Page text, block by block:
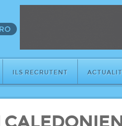
ILS RECRUTENT